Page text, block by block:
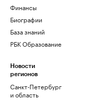
Финансы
Биографии
База знаний
РБК Образование
Новости
регионов
Санкт-Петербург
и область